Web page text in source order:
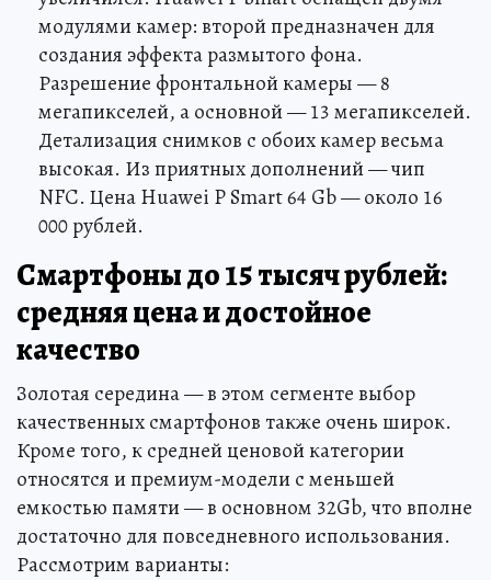
модулями камер: второй предназначен для
создания эффекта размытого фона.
Разрешение фронтальной камеры — 8
мегапикселей, а основной — 13 мегапикселей.
Детализация снимков с обоих камер весьма
высокая. Из приятных дополнений — чип
NFC. Цена Huawei P Smart 64 Gb — около 16
000 рублей.
Смартфоны до 15 тысяч рублей:
средняя цена и достойное
качество
Золотая середина — в этом сегменте выбор
качественных смартфонов также очень широк.
Кроме того, к средней ценовой категории
относятся и премиум-модели с меньшей
емкостью памяти — в основном 32Gb, что вполне
достаточно для повседневного использования.
Рассмотрим варианты: